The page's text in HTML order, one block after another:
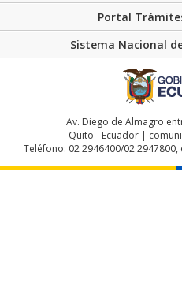
Portal
Sistema Nacional
Av. Diego de Almagro
Quito - Ecuador |
Teléfono: 02 2946400/02 2947800,